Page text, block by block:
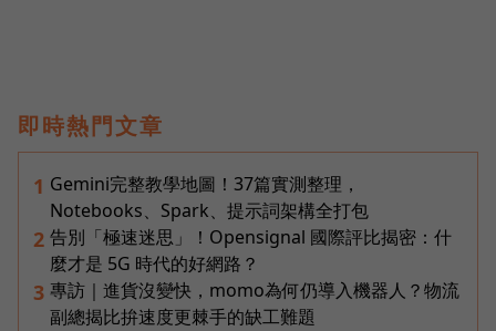
即時熱門文章
1 Gemini完整教學地圖！37篇實測整理，
Notebooks、Spark、提示詞架構全打包
2 告別「極速迷思」！Opensignal 國際評比揭密：什
麼才是 5G 時代的好網路？
3 專訪｜進貨沒變快，momo為何仍導入機器人？物流
副總揭比拚速度更棘手的缺工難題